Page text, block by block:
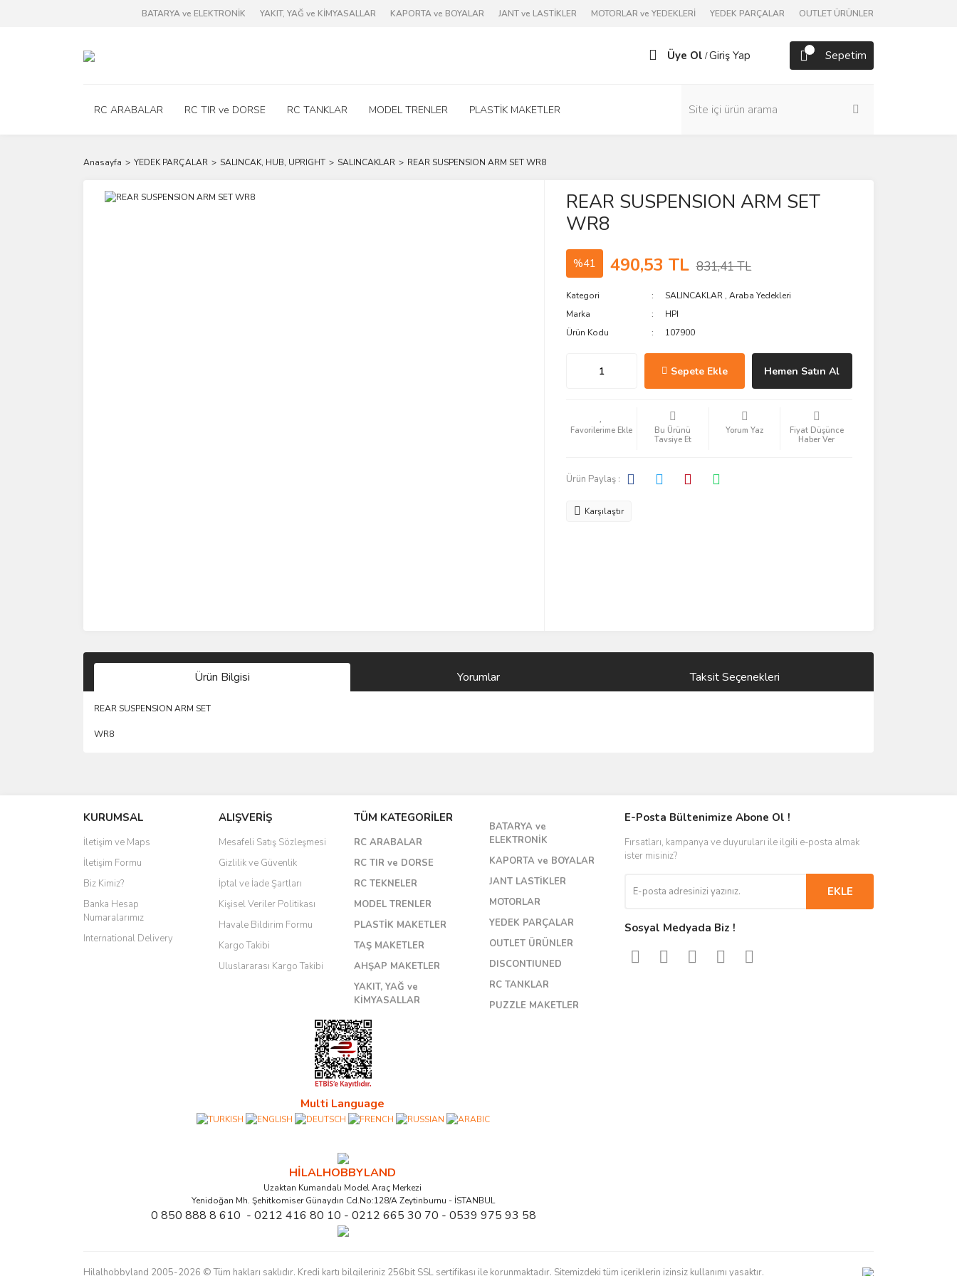
BATARYA ve ELEKTRONİK YAKIT, YAĞ ve KİMYASALLAR KAPORTA ve BOYALAR JANT ve LASTİKLER MOTORLAR ve YEDEKLERİ YEDEK PARÇALAR OUTLET ÜRÜNLER
Üye Ol /Giriş Yap Sepetim
RC ARABALAR RC TIR ve DORSE RC TANKLAR MODEL TRENLER PLASTİK MAKETLER
Anasayfa YEDEK PARÇALAR SALINCAK, HUB, UPRIGHT SALINCAKLAR REAR SUSPENSION ARM SET WR8
REAR SUSPENSION ARM SET
WR8
%41 490,53 TL 831,41 TL
Kategori SALINCAKLAR ,Araba Yedekleri
Marka
HPI
Ürün Kodu
107900
Sepete Ekle Hemen Satın Al
Bu Ürünü
Tavsiye Et
Yorum Yaz
Fiyat Düşünce
Haber Ver
Ürün Paylaş :
Karşılaştır
Ürün Bilgisi Yorumlar Taksit Seçenekleri
REAR SUSPENSION ARM SET
WR8
Yorum Yaz
KURUMSAL
İletişim ve Maps
İletişim Formu
Biz Kimiz?
Banka Hesap
Numaralarımız
International Delivery
ALIŞVERİŞ
Mesafeli Satış Sözleşmesi
Gizlilik ve Güvenlik
İptal ve İade Şartları
Kişisel Veriler Politikası
Havale Bildirim Formu
Kargo Takibi
Uluslararası Kargo Takibi
TÜM KATEGORİLER
RC ARABALAR
RC TIR ve DORSE
RC TEKNELER
MODEL TRENLER
PLASTİK MAKETLER
TAŞ MAKETLER
AHŞAP MAKETLER
YAKIT, YAĞ ve
KİMYASALLAR
BATARYA ve
ELEKTRONİK
KAPORTA ve BOYALAR
JANT LASTİKLER
MOTORLAR
YEDEK PARÇALAR
OUTLET ÜRÜNLER
DISCONTIUNED
RC TANKLAR
PUZZLE MAKETLER
Multi Language
HİLALHOBBYLAND
Uzaktan Kumandalı Model Araç Merkezi
Yenidoğan Mh. Şehitkomiser Günaydın Cd.No:128/A Zeytinburnu - İSTANBUL
0 850 888 8 610 - 0212 416 80 10 - 0212 665 30 70 - 0539 975 93 58
E-Posta Bültenimize Abone Ol !
Fırsatları, kampanya ve duyuruları ile ilgili e-posta almak
ister misiniz?
EKLE
Sosyal Medyada Biz !
Hilalhobbyland 2005-2026 © Tüm hakları saklıdır. Kredi kartı bilgileriniz 256bit SSL sertifikası ile korunmaktadır. Sitemizdeki tüm içeriklerin izinsiz kullanımı yasaktır.